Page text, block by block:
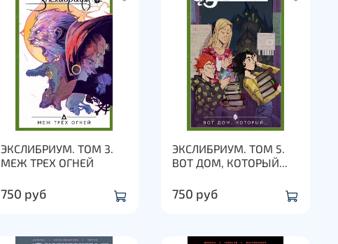
ЭКСЛИБРИУМ. ТОМ 3.
МЕЖ ТРЕХ ОГНЕЙ
750 руб
ЭКСЛИБРИУМ. ТОМ 5.
ВОТ ДОМ, КОТОРЫЙ...
750 руб